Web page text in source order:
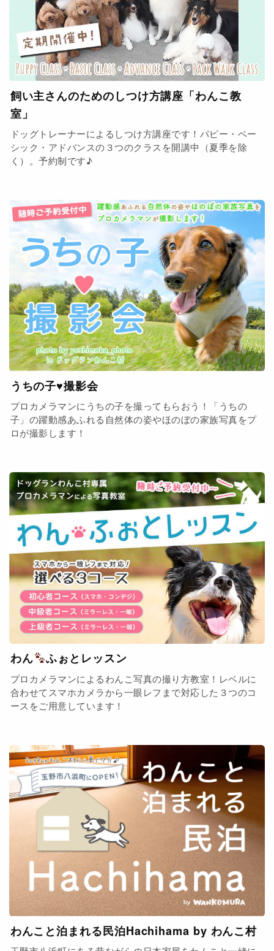
飼い主さんのためのしつけ方講座「わんこ教
室」
ドッグトレーナーによるしつけ方講座です！パピー・ベー
シック・アドバンスの３つのクラスを開講中（夏季を除
く）。予約制です♪
うちの子♥撮影会
プロカメラマンにうちの子を撮ってもらおう！「うちの
子」の躍動感あふれる自然体の姿やほのぼの家族写真をプ
ロが撮影します！
わん ふぉとレッスン
プロカメラマンによるわんこ写真の撮り方教室！レベルに
合わせてスマホカメラから一眼レフまで対応した３つのコ
ースをご用意しています！
わんこと泊まれる民泊Hachihama by わんこ村